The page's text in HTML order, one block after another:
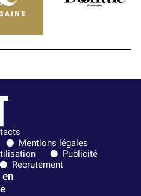
Mentions légales
Publicité
Recrutement
en